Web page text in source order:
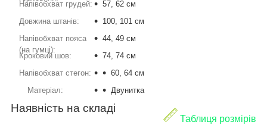
Напівобхват грудей:
57, 62 см
Довжина штанів:
100, 101 см
Напівобхват пояса
(на гумці):
44, 49 см
Кроковий шов:
74, 74 см
Напівобхват стегон:
60, 64 см
Матеріал:
Двунитка
Таблиця розмірів
Наявність на складі